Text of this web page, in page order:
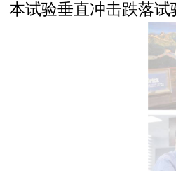
本试验垂直冲击跌落